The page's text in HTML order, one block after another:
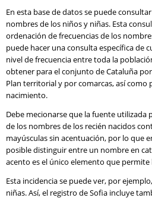
En esta base de datos se puede
nombres de los niños y niñas. Esta
ordenación de frecuencias de los
puede hacer una consulta específica de
nivel de frecuencia entre toda la
obtener para el conjunto de Cataluña
Plan territorial y por comarcas, así como
nacimiento.
Debe mecionarse que la fuente utilizada
de los nombres de los recién nacidos
mayúsculas sin acentuación, por lo que
posible distinguir entre un nombre en
acento es el único elemento que permite
Esta incidencia se puede ver, por
niñas. Así, el registro de Sofia incluye